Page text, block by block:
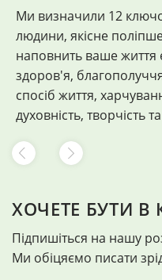
Ми визначили 12
людини, якісне
наповнить ваше життя
здоров'я,
спосіб життя,
духовність, творчість
ХОЧЕТЕ БУТИ В
Підпишіться на нашу
Ми обіцяємо писати